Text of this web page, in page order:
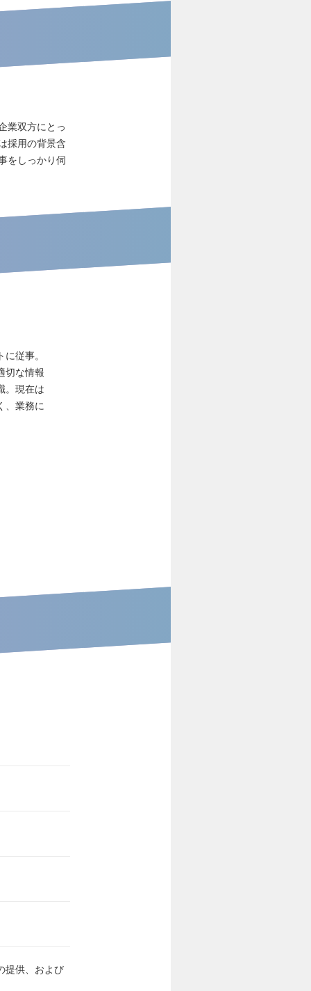
業双方にとっ
採用の背景含
をしっかり伺
従事。
切な情報
。現在は
、業務に
提供、および